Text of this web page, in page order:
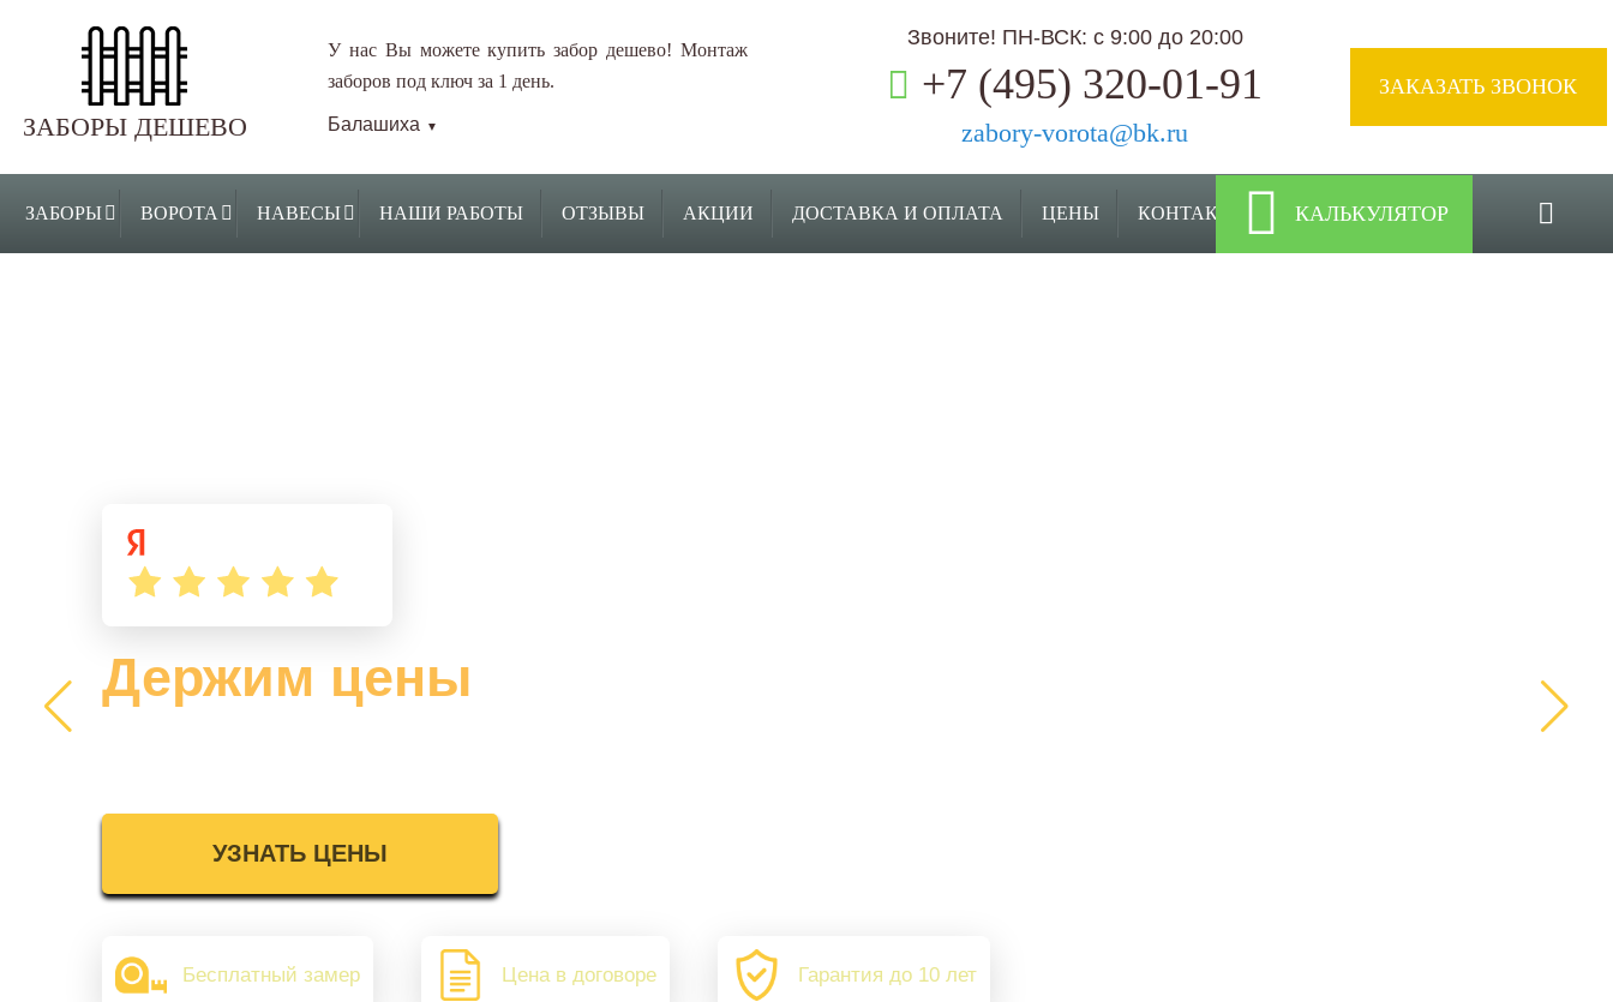
ЗАБОРЫ ДЕШЕВО
У нас Вы можете купить забор дешево! Монтаж
заборов под ключ за 1 день.
Балашиха ▼
Звоните! ПН-ВСК: с 9:00 до 20:00
+7 (495) 320-01-91
zabory-vorota@bk.ru
ЗАКАЗАТЬ ЗВОНОК
ЗАБОРЫ ВОРОТА НАВЕСЫ НАШИ РАБОТЫ ОТЗЫВЫ АКЦИИ ДОСТАВКА И ОПЛАТА ЦЕНЫ КОНТАКТЫ КАЛЬКУЛЯТОР
Держим цены
УЗНАТЬ ЦЕНЫ
Бесплатный замер Цена в договоре Гарантия до 10 лет